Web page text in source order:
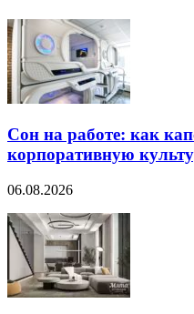
Сон на работе: как
корпоративную
06.08.2026